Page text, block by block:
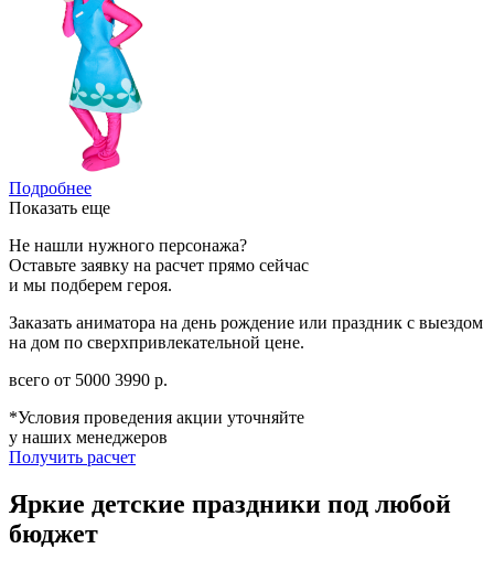
Подробнее
Показать еще
Не нашли нужного персонажа?
Оставьте заявку на расчет прямо сейчас
и мы подберем героя.
Заказать аниматора на день рождение или праздник с выездом
на дом по сверхпривлекательной цене.
всего от 5000 3990 р.
*Условия проведения акции уточняйте
у наших менеджеров
Получить расчет
Яркие детские праздники под любой
бюджет